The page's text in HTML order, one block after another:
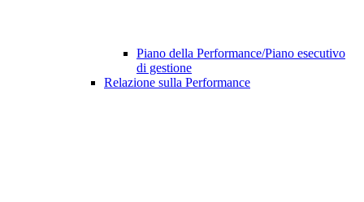
Piano della Performance/Piano esecutivo
di gestione
Relazione sulla Performance